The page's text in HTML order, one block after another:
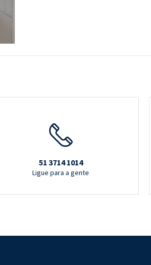
51 3714 1014
Ligue para a gente